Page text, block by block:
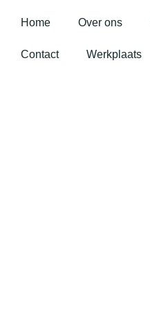
Home Over ons
Contact Werkplaats